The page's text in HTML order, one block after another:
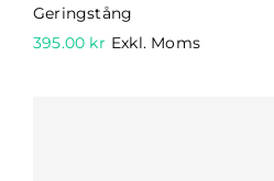
Geringstång
395.00 kr Exkl. Moms